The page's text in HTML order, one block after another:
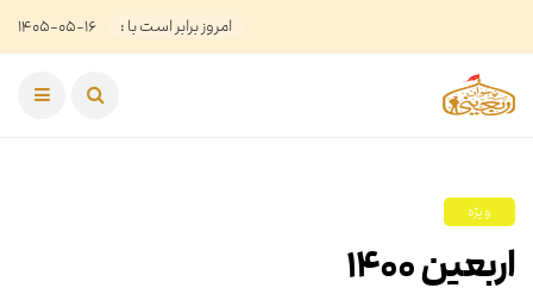
امروز برابر است با : ۱۴۰۵-۰۵-۱۶
ویژه
اربعین ۱۴۰۰